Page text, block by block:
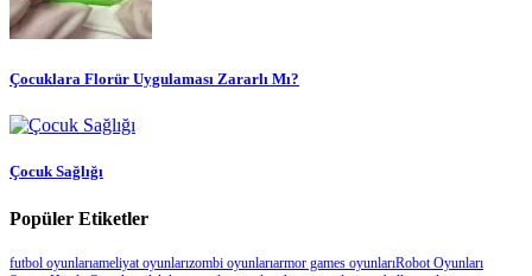
Çocuklara Florür Uygulaması Zararlı Mı?
Çocuk Sağlığı
Popüler Etiketler
futbol oyunlarıameliyat oyunlarızombi oyunlarıarmor games oyunlarıRobot Oyunları